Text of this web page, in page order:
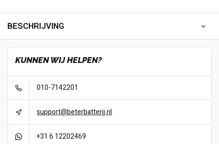
BESCHRIJVING
KUNNEN WIJ HELPEN?
010-7142201
support@beterbatterij.nl
+31 6 12202469